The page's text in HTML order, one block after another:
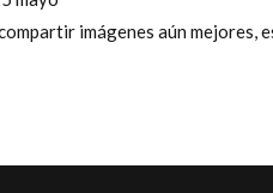
imágenes aún mejores,